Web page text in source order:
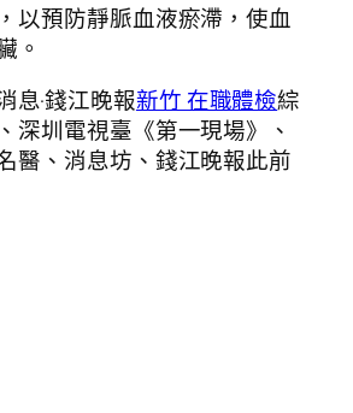
以預防靜脈血液瘀滯，使血
。
息·錢江晚報新竹 在職體檢綜
深圳電視臺《第一現場》、
醫、消息坊、錢江晚報此前